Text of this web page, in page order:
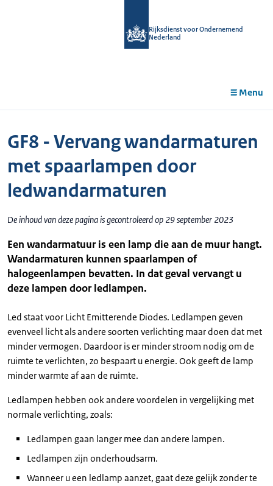
Rijksdienst voor Ondernemend
Nederland
Menu
GF8 - Vervang wandarmaturen
met spaarlampen door
ledwandarmaturen
De inhoud van deze pagina is gecontroleerd op 29 september 2023
Een wandarmatuur is een lamp die aan de muur hangt.
Wandarmaturen kunnen spaarlampen of
halogeenlampen bevatten. In dat geval vervangt u
deze lampen door ledlampen.
Led staat voor Licht Emitterende Diodes. Ledlampen geven
evenveel licht als andere soorten verlichting maar doen dat met
minder vermogen. Daardoor is er minder stroom nodig om de
ruimte te verlichten, zo bespaart u energie. Ook geeft de lamp
minder warmte af aan de ruimte.
Ledlampen hebben ook andere voordelen in vergelijking met
normale verlichting, zoals:
Ledlampen gaan langer mee dan andere lampen.
Ledlampen zijn onderhoudsarm.
Wanneer u een ledlamp aanzet, gaat deze gelijk zonder te